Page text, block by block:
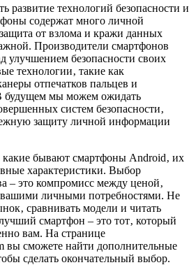
развитие технологий безопасности и
содержат много личной
от взлома и кражи данных
Производители смартфонов
улучшением безопасности своих
технологии‚ такие как
отпечатков пальцев и
мы можем ожидать
систем безопасности‚
защиту личной информации
какие бывают смартфоны Android‚ их
характеристики. Выбор
– это компромисс между ценой‚
личными потребностями. Не
сравнивать модели и читать
смартфон – это тот‚ который
вам. На странице
вы сможете найти дополнительные
сделать окончательный выбор.